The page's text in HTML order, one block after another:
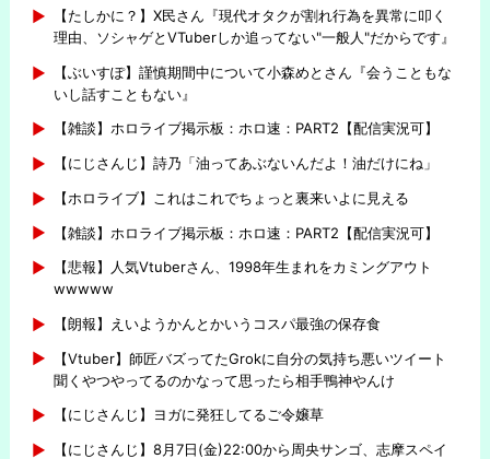
【たしかに？】X民さん『現代オタクが割れ行為を異常に叩く
理由、ソシャゲとVTuberしか追ってない"一般人"だからです』
【ぶいすぽ】謹慎期間中について小森めとさん『会うこともな
いし話すこともない』
【雑談】ホロライブ掲示板：ホロ速：PART2【配信実況可】
【にじさんじ】詩乃「油ってあぶないんだよ！油だけにね」
【ホロライブ】これはこれでちょっと裏来いよに見える
【雑談】ホロライブ掲示板：ホロ速：PART2【配信実況可】
【悲報】人気Vtuberさん、1998年生まれをカミングアウト
wwwww
【朗報】えいようかんとかいうコスパ最強の保存食
【Vtuber】師匠バズってたGrokに自分の気持ち悪いツイート
聞くやつやってるのかなって思ったら相手鴨神やんけ
【にじさんじ】ヨガに発狂してるご令嬢草
【にじさんじ】8月7日(金)22:00から周央サンゴ、志摩スペイ